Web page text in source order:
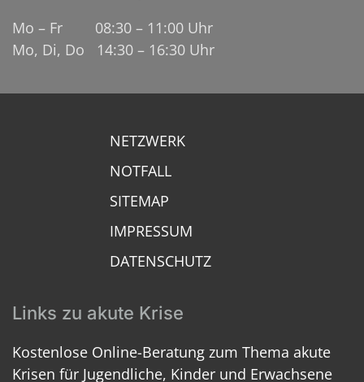
Mo – Fr 08:30 – 11:00 Uhr
Mo, Di, Do 14:30 – 16:30 Uhr
NETZWERK
NOTFALL
SITEMAP
IMPRESSUM
DATENSCHUTZ
Links zu akute Krise
Kostenlose Online-Beratung zum Thema akute
Krisen für Jugendliche, Kinder und Erwachsene